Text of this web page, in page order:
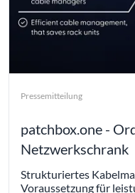
Pressemitteilung
patchbox.one -
Netzwerkschrank
Strukturiertes
Voraussetzung für